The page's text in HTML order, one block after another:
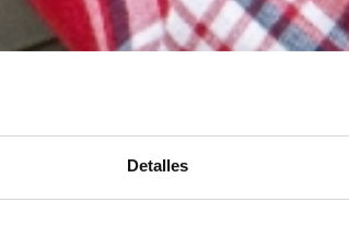
Detalles